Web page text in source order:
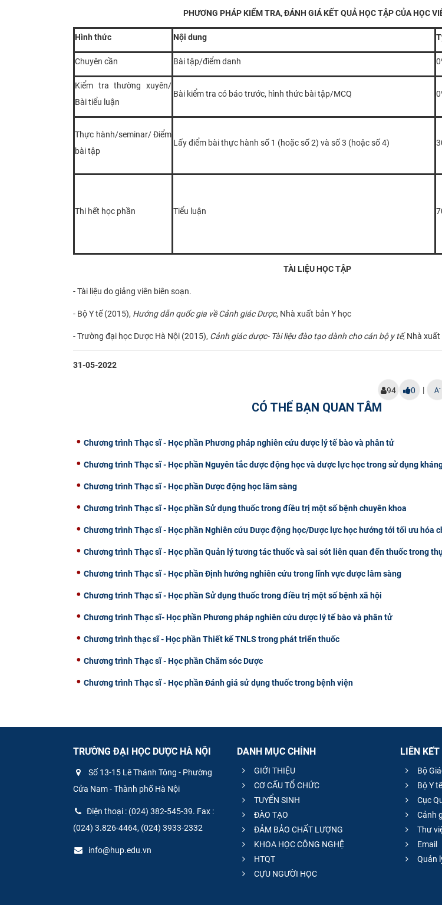
PHƯƠNG PHÁP KIỂM TRA, ĐÁNH GIÁ KẾT QUẢ HỌC TẬP CỦA HỌC
Hình thức Nội dung
Chuyên cần Bài tập/điểm danh
Kiểm tra thường xuyên/
Bài tiểu luận
Bài kiểm tra có báo trước, hình thức bài tập/MCQ
Thực hành/seminar/ Điểm
bài tập
Lấy điểm bài thực hành số 1 (hoặc số 2) và số 3 (hoặc số 4)
Thi hết học phần Tiểu luận
​TÀI LIỆU HỌC TẬP
- Tài liệu do giảng viên biên soạn.
- Bộ Y tế (2015), Hướng dẫn quốc gia về Cảnh giác Dược, Nhà xuất bản Y học
- Trường đại học Dược Hà Nội (2015), Cảnh giác dược- Tài liệu đào tạo dành cho cán bộ y tế, Nhà xuất
31-05-2022
94 0 | A-
CÓ THỂ BẠN QUAN TÂM
Chương trình Thạc sĩ - Học phần Phương pháp nghiên cứu dược lý tế bào và phân tử
Chương trình Thạc sĩ - Học phần Nguyên tắc dược động học và dược lực học trong sử dụng
Chương trình Thạc sĩ - Học phần Dược động học lâm sàng
Chương trình Thạc sĩ - Học phần Sử dụng thuốc trong điều trị một số bệnh chuyên khoa
Chương trình Thạc sĩ - Học phần Nghiên cứu Dược động học/Dược lực học hướng tới tối ưu hóa
Chương trình Thạc sĩ - Học phần Quản lý tương tác thuốc và sai sót liên quan đến thuốc trong
Chương trình Thạc sĩ - Học phần Định hướng nghiên cứu trong lĩnh vực dược lâm sàng
Chương trình Thạc sĩ - Học phần Sử dụng thuốc trong điều trị một số bệnh xã hội
Chương trình Thạc sĩ- Học phần Phương pháp nghiên cứu dược lý tế bào và phân tử
Chương trình thạc sĩ - Học phần Thiết kế TNLS trong phát triển thuốc
Chương trình Thạc sĩ - Học phần Chăm sóc Dược
Chương trình Thạc sĩ - Học phần Đánh giá sử dụng thuốc trong bệnh viện
TRƯỜNG ĐẠI HỌC DƯỢC HÀ NỘI
Số 13-15 Lê Thánh Tông - Phường
Cửa Nam - Thành phố Hà Nội
Điện thoại : (024) 382-545-39. Fax :
(024) 3.826-4464, (024) 3933-2332
info@hup.edu.vn
DANH MỤC CHÍNH
GIỚI THIỆU
CƠ CẤU TỔ CHỨC
TUYỂN SINH
ĐÀO TẠO
ĐẢM BẢO CHẤT LƯỢNG
KHOA HỌC CÔNG NGHỆ
HTQT
CỰU NGƯỜI HỌC
LIÊN KẾT
Bộ
Bộ Y tế
Cục
Cảnh
Thư
Email
Quản